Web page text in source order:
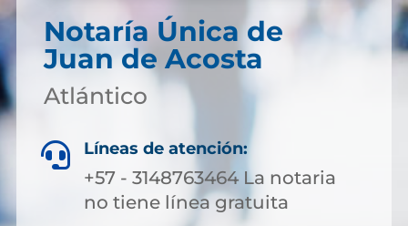
Notaría Única de
Juan de Acosta
Atlántico
 Líneas de atención:
+57 - 3148763464 La notaria
no tiene línea gratuita